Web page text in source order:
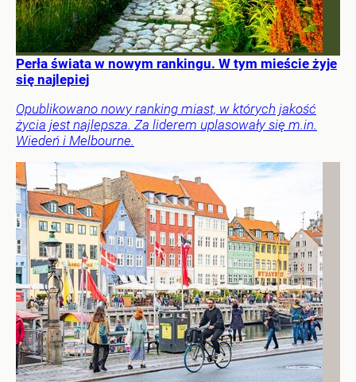
Perła świata w nowym rankingu. W tym mieście żyje
się najlepiej
Opublikowano nowy ranking miast, w których jakość
życia jest najlepsza. Za liderem uplasowały się m.in.
Wiedeń i Melbourne.